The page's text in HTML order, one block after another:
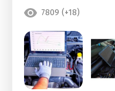
7809 (+18)